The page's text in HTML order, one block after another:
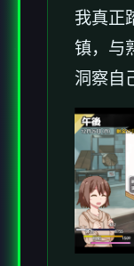
我真正
镇，与
洞察自